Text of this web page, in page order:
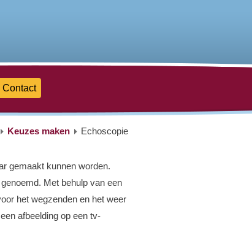
Contact
Keuzes maken
Echoscopie
gemaakt kunnen worden.
Met behulp van een
het wegzenden en het weer
afbeelding op een tv-